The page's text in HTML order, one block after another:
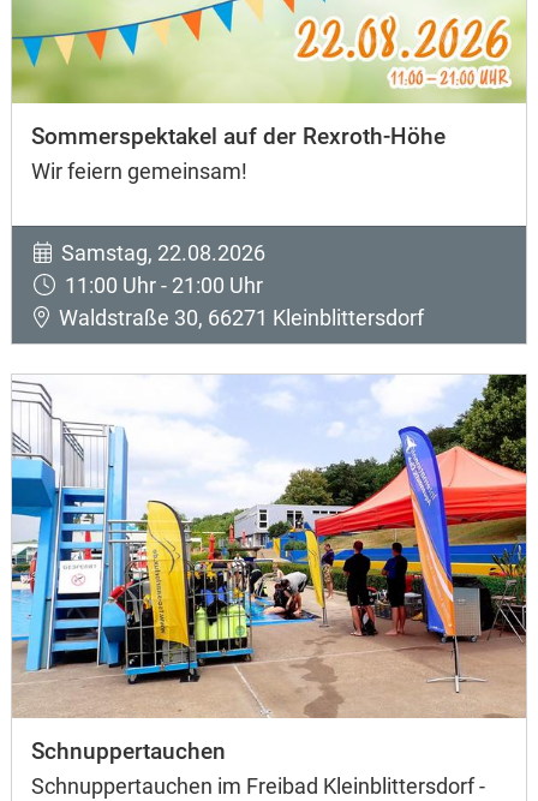
Sommerspektakel auf der Rexroth-Höhe
Wir feiern gemeinsam!
Samstag, 22.08.2026
11:00 Uhr - 21:00 Uhr
Waldstraße 30, 66271 Kleinblittersdorf
Schnuppertauchen
Schnuppertauchen im Freibad Kleinblittersdorf -